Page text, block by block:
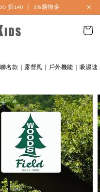
折140 ｜ 3%購物金
款｜露營風｜戶外機能｜吸濕速